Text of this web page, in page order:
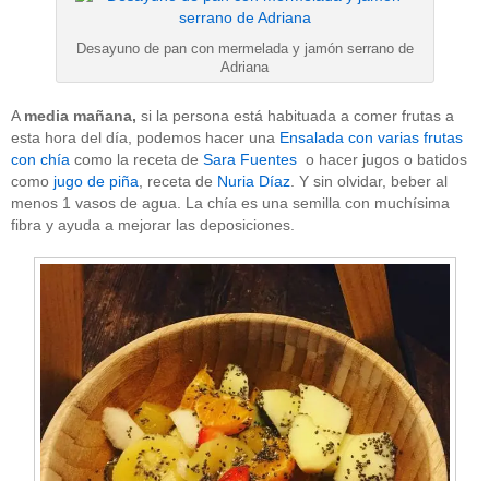
Desayuno de pan con mermelada y jamón serrano de
Adriana
A media mañana, si la persona está habituada a comer frutas a
esta hora del día, podemos hacer una Ensalada con varias frutas
con chía como la receta de Sara Fuentes o hacer jugos o batidos
como jugo de piña , receta de Nuria Díaz . Y sin olvidar, beber al
menos 1 vasos de agua. La chía es una semilla con muchísima
fibra y ayuda a mejorar las deposiciones.